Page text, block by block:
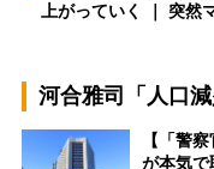
上がっていく ｜ 突然
河合雅司「人口減
【「警
が本気